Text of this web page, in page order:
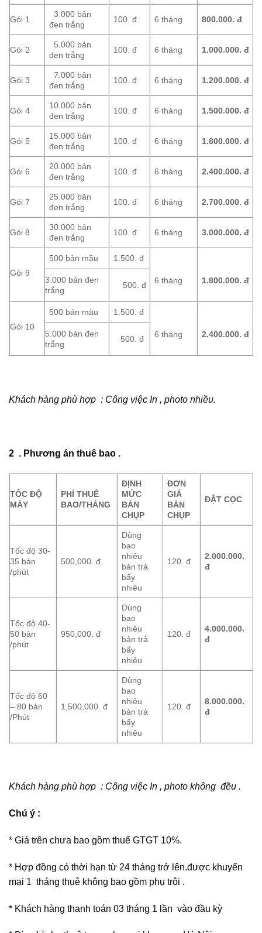
Gói 1
3.000 bản
đen trắng
100. đ 6 tháng 800.000.đ
Gói 2
5.000 bản
đen trắng
100. đ 6 tháng 1.000.000.đ
Gói 3
7.000 bản
đen trắng
100. đ 6 tháng 1.200.000. đ
Gói 4
10.000 bản
đen trắng
100. đ 6 tháng 1.500.000.đ
Gói 5
15.000 bản
đen trắng
100. đ 6 tháng 1.800.000.đ
Gói 6
20.000 bản
đen trắng
100. đ 6 tháng 2.400.000.đ
Gói 7
25.000 bản
đen trắng
100. đ 6 tháng 2.700.000.đ
Gói 8
30.000 bản
đen trắng
100. đ 6 tháng 3.000.000.đ
Gói 9
500 bản mầu 1.500. đ
6 tháng 1.800.000.đ
3.000 bản đen
trắng
500. đ
Gói 10
500 bản màu 1.500. đ
6 tháng 2.400.000.đ
5.000 bản đen
trắng
500. đ
Khách hàng phù hợp : Công việc In , photo nhiều.
2 . Phương án thuê bao .
TỐC ĐỘ
MÁY
PHÍ THUÊ
BAO/THÁNG
ĐỊNH
MỨC
BẢN
CHỤP
ĐƠN
GIÁ
BẢN
CHỤP
ĐẶT CỌC
Tốc độ 30-
35 bản
/phút
500,000. đ
Dùng
bao
nhiêu
bản trả
bấy
nhiêu
120. đ
2.000.000.
đ
Tốc độ 40-
50 bản
/phút
950,000. đ
Dùng
bao
nhiêu
bản trả
bấy
nhiêu
120. đ
4.000.000.
đ
Tốc độ 60
– 80 bản
/Phút
1,500,000. đ
Dùng
bao
nhiêu
bản trả
bấy
nhiêu
120. đ
8.000.000.
đ
Khách hàng phù hợp : Công việc In , photo không đều .
Chú ý :
* Giá trên chưa bao gồm thuế GTGT 10%.
* Hợp đồng có thời hạn từ 24 tháng trở lên.được khuyến
mại 1 tháng thuê không bao gồm phụ trội .
* Khách hàng thanh toán 03 tháng 1 lần vào đầu kỳ